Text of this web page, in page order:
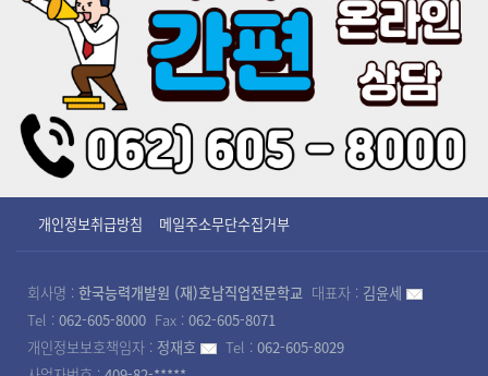
개인정보취급방침 메일주소무단수집거부
회사명 : 한국능력개발원 (재)호남직업전문학교 대표자 : 김윤세
Tel : 062-605-8000 Fax : 062-605-8071
개인정보보호책임자 : 정재호 Tel : 062-605-8029